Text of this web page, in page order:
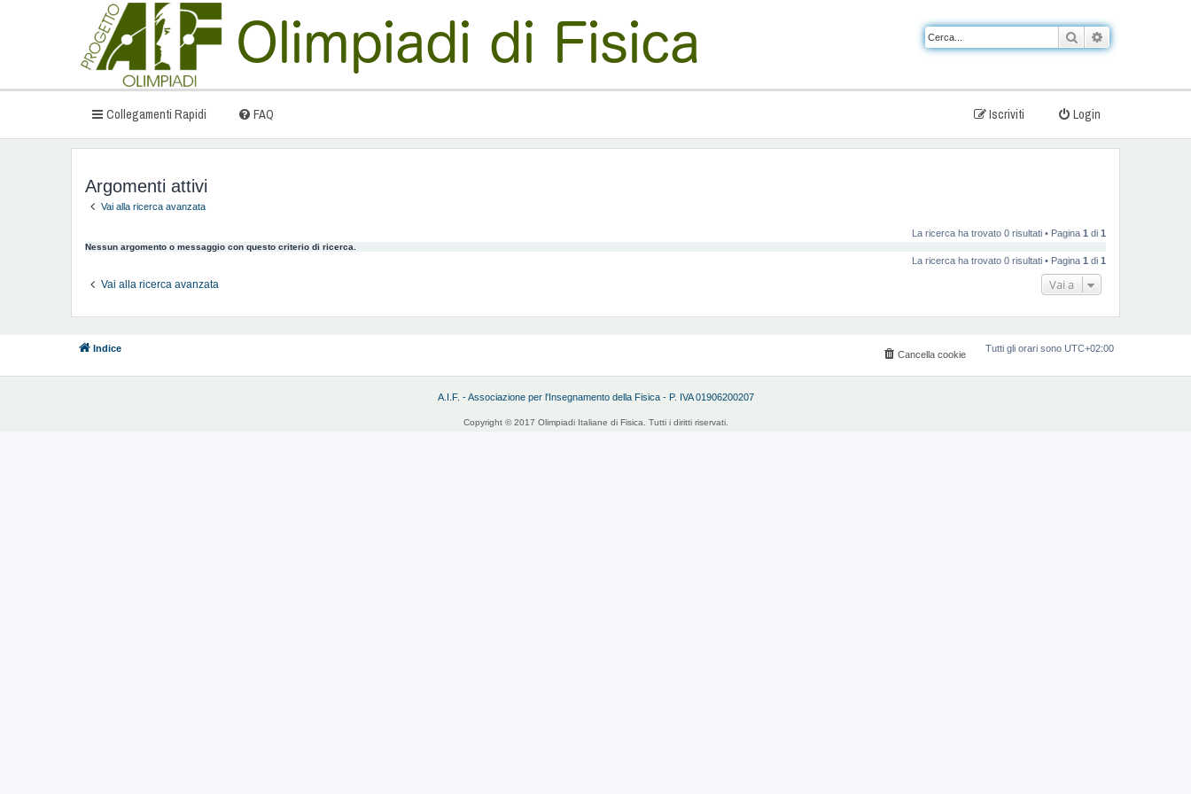
Cerca
Collegamenti Rapidi FAQ Login
Iscriviti
Argomenti attivi
Vai alla ricerca avanzata
La ricerca ha trovato 0 risultati • Pagina 1 di 1
Nessun argomento o messaggio con questo criterio di ricerca.
La ricerca ha trovato 0 risultati • Pagina 1 di 1
Vai alla ricerca avanzata Vai a
Indice Tutti gli orari sono UTC+02:00
Cancella cookie
A.I.F. - Associazione per l'Insegnamento della Fisica - P. IVA 01906200207
Copyright © 2017 Olimpiadi Italiane di Fisica. Tutti i diritti riservati.